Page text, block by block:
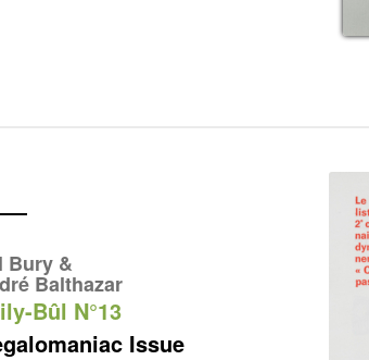
Bury &
Balthazar
Bûl N°13
Issue